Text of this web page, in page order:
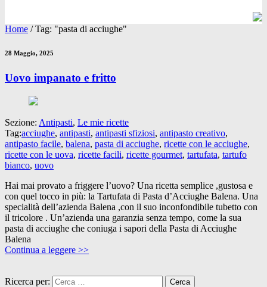
Home /Tag: "pasta di acciughe"
28 Maggio, 2025
Uovo impanato e fritto
Sezione: Antipasti, Le mie ricette
Tag:acciughe, antipasti, antipasti sfiziosi, antipasto creativo,
antipasto facile, balena, pasta di acciughe, ricette con le acciughe,
ricette con le uova, ricette facili, ricette gourmet, tartufata, tartufo
bianco, uovo
Hai mai provato a friggere l’uovo? Una ricetta semplice ,gustosa e
con quel tocco in più: la Tartufata di Pasta d’Acciughe Balena. Una
specialità dell’azienda Balena ,con il suo inconfondibile tubetto con
il tricolore . Un’azienda una garanzia senza tempo, come la sua
pasta di acciughe che coniuga i sapori della Pasta di Acciughe
Balena
Continua a leggere >>
Ricerca per: